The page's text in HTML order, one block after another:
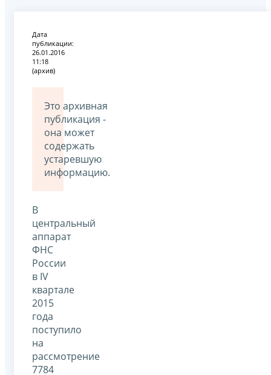
Дата
публикации:
26.01.2016
11:18
(архив)
Это архивная
публикация -
она может
содержать
устаревшую
информацию.
В
центральный
аппарат
ФНС
России
в IV
квартале
2015
года
поступило
на
рассмотрение
7784